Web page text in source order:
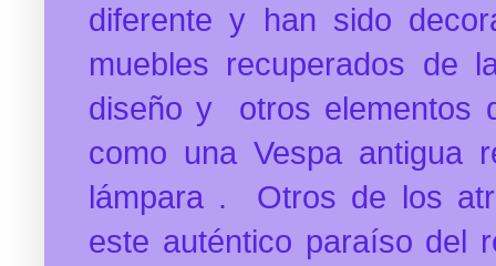
diferente y han sido
muebles recuperados de
diseño y otros elementos
como una Vespa antigua
lámpara . Otros de los
este auténtico paraíso del